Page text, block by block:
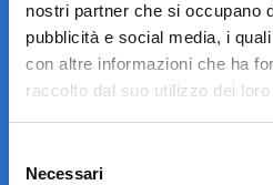
nostri partner che si occupano
pubblicità e social media, i
con altre informazioni che ha
raccolto dal suo utilizzo dei
delNecessari